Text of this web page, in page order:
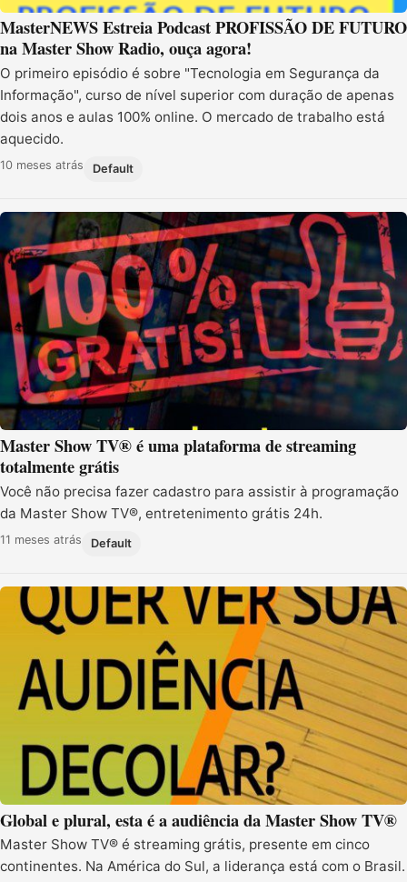
MasterNEWS Estreia Podcast PROFISSÃO DE FUTURO
na Master Show Radio, ouça agora!
O primeiro episódio é sobre "Tecnologia em Segurança da
Informação", curso de nível superior com duração de apenas
dois anos e aulas 100% online. O mercado de trabalho está
aquecido.
10 meses atrás Default
Master Show TV® é uma plataforma de streaming
totalmente grátis
Você não precisa fazer cadastro para assistir à programação
da Master Show TV®, entretenimento grátis 24h.
11 meses atrás Default
Global e plural, esta é a audiência da Master Show TV®
Master Show TV® é streaming grátis, presente em cinco
continentes. Na América do Sul, a liderança está com o Brasil.